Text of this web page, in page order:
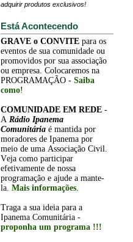
adquirir produtos exclusivos!
Está Acontecendo
GRAVE o CONVITE para os
eventos de sua comunidade ou
promovidos por sua associação
ou empresa. Colocaremos na
PROGRAMAÇÃO - Saiba
como!
COMUNIDADE EM REDE -
A Rádio Ipanema
Comunitária é mantida por
moradores de Ipanema por
meio de uma Associação Civil.
Veja como participar
efetivamente de nossa
programação e ajude a mante-
la. Mais informações.
Traga a sua ideia para a
Ipanema Comunitária -
proponha um programa !!!